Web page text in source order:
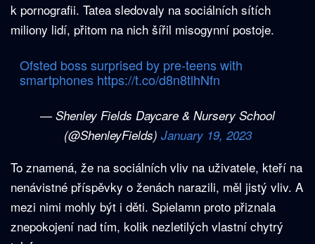
k pornografii. Tatea sledovaly na sociálních sítích
miliony lidí, přitom na nich šířil misogynní postoje.
Ofsted boss surprised by pre-teens with
smartphones https://t.co/d8n8tlhNfn
— Shenley Fields Daycare & Nursery School
(@ShenleyFields) January 19, 2023
To znamená, že na sociálních vliv na uživatele, kteří na
nenávistné příspěvky o ženách narazili, měl jistý vliv. A
mezi nimi mohly být i děti. Spielamn proto přiznala
znepokojení nad tím, kolik nezletilých vlastní chytrý